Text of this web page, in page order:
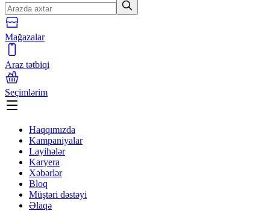
Mağazalar
Araz tətbiqi
Seçimlərim
Haqqımızda
Kampaniyalar
Layihələr
Karyera
Xəbərlər
Bloq
Müştəri dəstəyi
Əlaqə